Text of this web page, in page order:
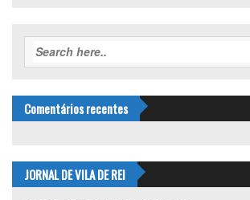
Comentários recentes
JORNAL DE VILA DE REI